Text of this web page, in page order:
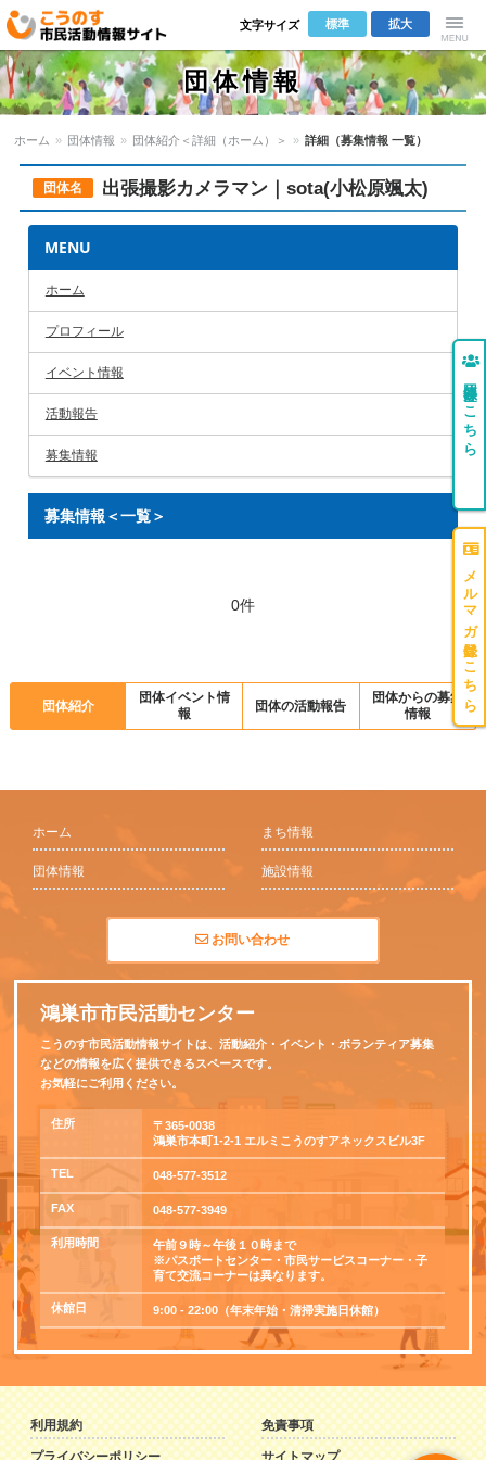
こうのす市
民活動情報サ
イト
Menu
拡大
標準
文字サイズ
団体情報
ホーム » 団体情報 » 団体紹介＜詳細（ホーム）＞ » 詳細（募集情報 一覧）
団体名 出張撮影カメラマン｜sota(小松原颯太)
MENU
ホーム
プロフィール
イベント情報
活動報告
募集情報
募集情報＜一覧＞
0件
団体紹介
団体イベント情
報
団体の活動報告
団体からの募集
情報
団体登録はこちら
メルマガ登録はこちら
ホーム まち情報
団体情報 施設情報
お問い合わせ
鴻巣市市民活動センター
こうのす市民活動情報サイトは、活動紹介・イベント・ボランティア募集
などの情報を広く提供できるスペースです。
お気軽にご利用ください。
住所
〒365-0038
鴻巣市本町1-2-1 エルミこうのすアネックスビル3F
TEL 048-577-3512
FAX 048-577-3949
利用時間
午前９時～午後１０時まで
※パスポートセンター・市民サービスコーナー・子
育て交流コーナーは異なります。
休館日 9:00 - 22:00（年末年始・清掃実施日休館）
利用規約 免責事項